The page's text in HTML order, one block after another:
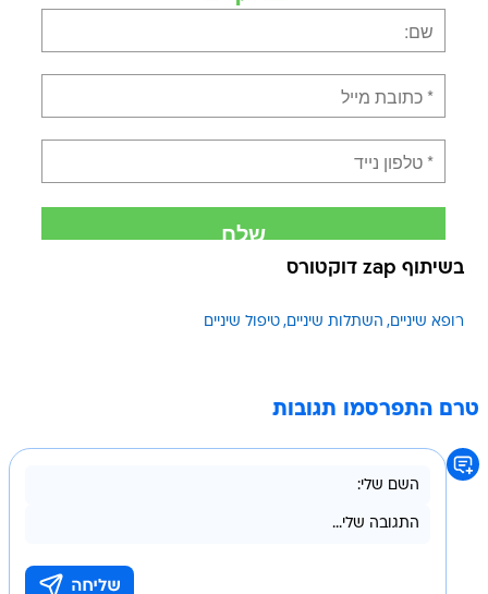
בשיתוף zap דוקטורס
רופא שיניים השתלות שיניים טיפול שיניים
טרם התפרסמו תגובות